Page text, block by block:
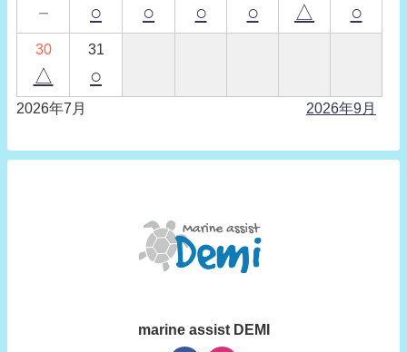
－ ○ ○ ○ ○ △ ○
30
△
31
○
2026年7月 2026年9月
marine assist DEMI